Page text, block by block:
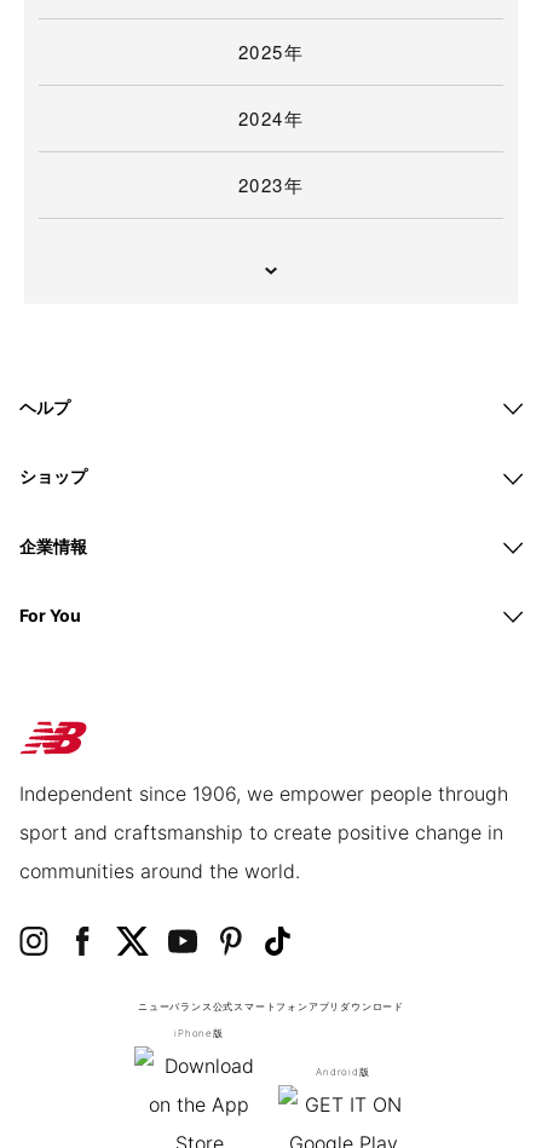
2025年
2024年
2023年
ヘルプ
ショップ
企業情報
For You
Independent since 1906, we empower people through
sport and craftsmanship to create positive change in
communities around the world.
ニューバランス公式スマートフォンアプリ ダウンロード
iPhone版
Android版